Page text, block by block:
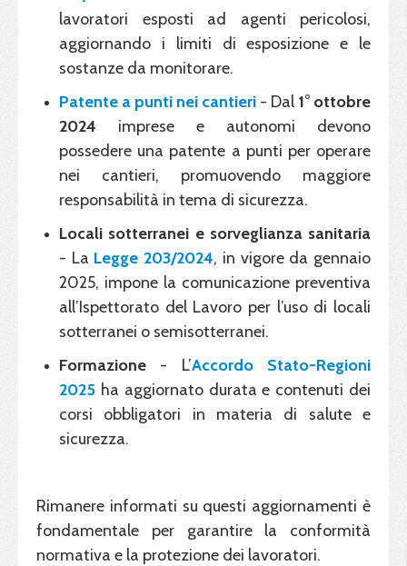
lavoratori esposti ad agenti pericolosi,
aggiornando i limiti di esposizione e le
sostanze da monitorare.
Patente a punti nei cantieri - Dal 1° ottobre
2024 imprese e autonomi devono
possedere una patente a punti per operare
nei cantieri, promuovendo maggiore
responsabilità in tema di sicurezza.
Locali sotterranei e sorveglianza sanitaria
- La Legge 203/2024, in vigore da gennaio
2025, impone la comunicazione preventiva
all’Ispettorato del Lavoro per l’uso di locali
sotterranei o semisotterranei.
Formazione - L’Accordo Stato-Regioni
2025 ha aggiornato durata e contenuti dei
corsi obbligatori in materia di salute e
sicurezza.
Rimanere informati su questi aggiornamenti è
fondamentale per garantire la conformità
normativa e la protezione dei lavoratori.